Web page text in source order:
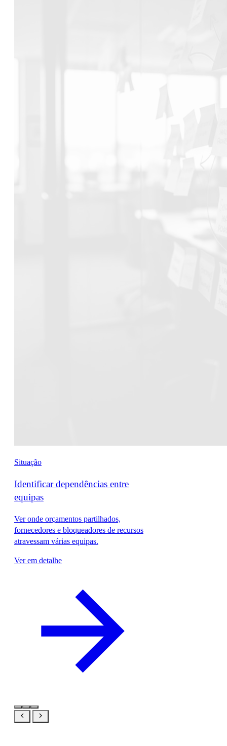
Situação
Identificar dependências entre
equipas
Ver onde orçamentos partilhados,
fornecedores e bloqueadores de recursos
atravessam várias equipas.
Ver em detalhe